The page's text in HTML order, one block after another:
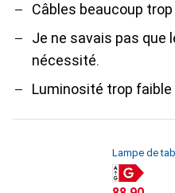
Câbles beaucoup
Je ne savais pas que
nécessité.
Luminosité trop faible
Lampe de